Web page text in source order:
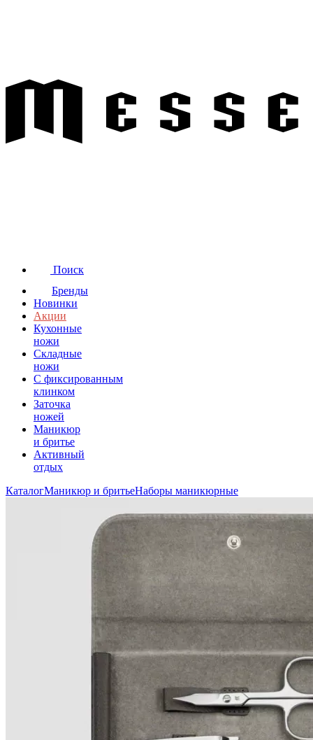
Поиск
Бренды
Новинки
Акции
Кухонные
ножи
Складные
ножи
C фиксированным
клинком
Заточка
ножей
Маникюр
и бритье
Активный
отдых
КаталогМаникюр и бритьеНаборы маникюрные